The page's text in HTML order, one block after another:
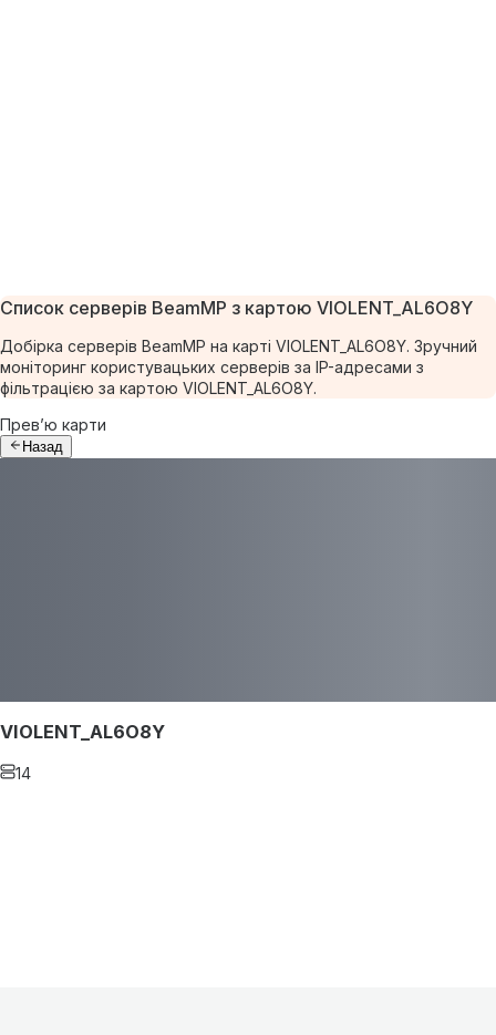
Список серверів BeamMP з картою VIOLENT_AL6O8Y
Добірка серверів BeamMP на карті VIOLENT_AL6O8Y. Зручний
моніторинг користувацьких серверів за IP-адресами з
фільтрацією за картою VIOLENT_AL6O8Y.
Прев’ю карти
Назад
VIOLENT_AL6O8Y
14